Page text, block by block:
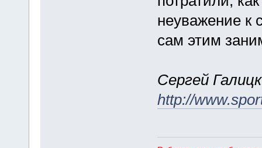
неуважение к
сам этим
Сергей
http://